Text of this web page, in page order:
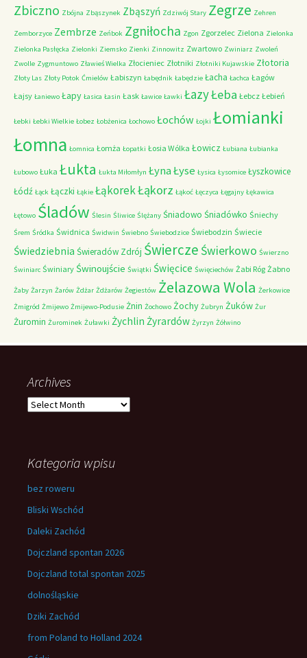
Zbiczno Zbójna Zbąszynek Zbąszyń Zdziwój Stary Zegrze Zehren
Zemborzyce Zembrze Zeńbok Zgniłocha Zgon Zgorzelec Zielona Zielonka
Zielonka Pasłęcka Zielonki Ziemsko Zienki Zinnowitz Zwartowo Zwiniarz Zwoleń
Zwolle Zygmuntowo Zławieś Wielka Złocieniec Złotniki Złotniki Kujawskie Złotoria
Złoty Las Złoty Potok Ćmielów Łabiszyn Łabędnik Łabędzie Łacha Łachca Łagów
Łajsy Łaniewo Łapy Łasica Łasin Łask Ławice Ławki ŁazyŁeba Łebcz Łebień
Łebki Łebki Wielkie Łobez Łobżenica Łochowo Łochów Łojki Łomianki
Łomna Łomnica Łomża Łopatki Łosia Wólka Łowicz Łubiana Łubianka
Łubowo Łuka Łukta Łukta Miłomłyn ŁynaŁyse Łysica Łysomice Łyszkowice
Łódź Łąck Łączki Łąkie ŁąkorekŁąkorz Łąkoć Łęczyca Łęgajny Łękawica
Łętowo Śladów Ślesin Śliwice Ślężany Śniadowo Śniadówko Śniechy
Śrem Śródka Świdnica Świdwin Świebno Świebodzice Świebodzin Świecie
Świedziebnia Świeradów Zdrój Świercze Świerkowo Świerzno
Świniarc Świniary Świnoujście Świątki Święcice Święciechów Żabi Róg Żabno
Żaby Żarzyn Żarów Żdżar Żdżarów Żegiestów Żelazowa Wola Żerkowice
Żmigród Żmijewo Żmijewo-Podusie Żnin Żochowo Żochy Żubryn Żuków Żur
Żuromin Żurominek Żuławki Żychlin Żyrardów Żyrzyn Żółwino
Archives
Archives
Kategoria wpisu
bez roweru
Bliski Wschód
Daleki Zachód
Dojczland spontan 2026
Dojczland total spontan 2025
dolnośląskie
Dziki Zachód
from Poland to Holland 2024